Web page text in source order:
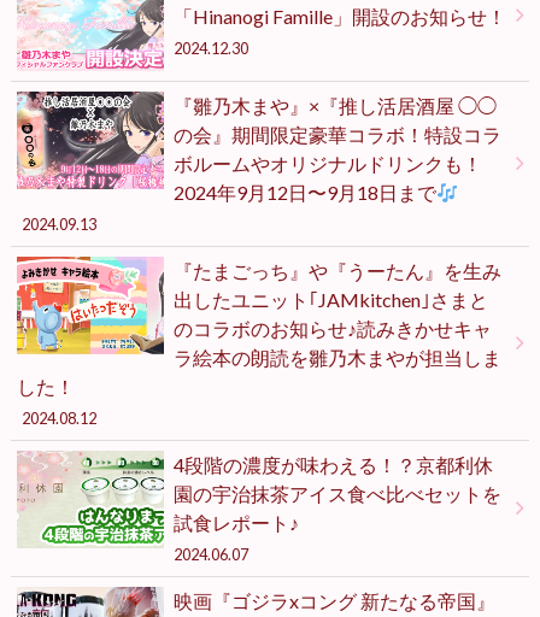
「Hinanogi Famille」開設のお知らせ！
2024.12.30
『雛乃木まや』×『推し活居酒屋 ◯◯
の会』期間限定豪華コラボ！特設コラ
ボルームやオリジナルドリンクも！
2024年9月12日〜9月18日まで
2024.09.13
『たまごっち』や『うーたん』を生み
出したユニット｢JAMkitchen｣さまと
のコラボのお知らせ♪読みきかせキャ
ラ絵本の朗読を雛乃木まやが担当しま
した！
2024.08.12
4段階の濃度が味わえる！？京都利休
園の宇治抹茶アイス食べ比べセットを
試食レポート♪
2024.06.07
映画『ゴジラxコング 新たなる帝国』